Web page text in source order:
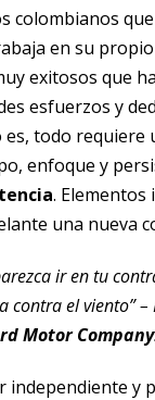
colombianos
en su
exitosos que
esfuerzos y
es, todo requiere
enfoque y
.
una nueva
ir en tu
contra el viento” –
Motor Company
independiente y